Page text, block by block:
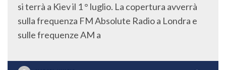
si terrà a Kiev il 1 ° luglio. La copertura avverrà
sulla frequenza FM Absolute Radio a Londra e
sulle frequenze AM a